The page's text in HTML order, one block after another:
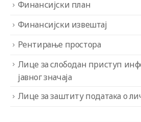
Финансијски план
Финансијски извештај
Рентирање простора
Лице за слободан приступ
јавног значаја
Лице за заштиту података о